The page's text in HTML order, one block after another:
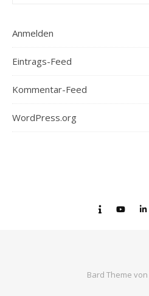
Anmelden
Eintrags-Feed
Kommentar-Feed
WordPress.org
Bard Theme von